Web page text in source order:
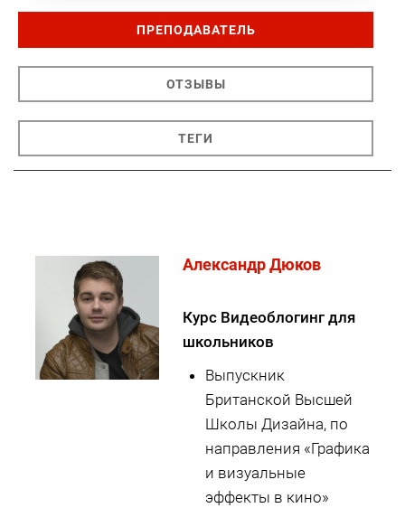
ПРЕПОДАВАТЕЛЬ
ОТЗЫВЫ
ТЕГИ
Александр Дюков
Курс Видеоблогинг для
школьников
Выпускник
Британской Высшей
Школы Дизайна, по
направления «Графика
и визуальные
эффекты в кино»